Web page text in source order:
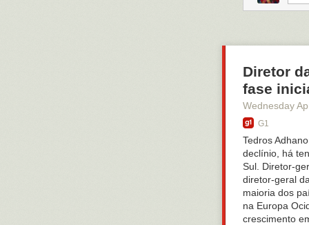
Diretor
fase
Wednesday
G1
Tedros
declínio, há
Sul. Diretor-
diretor-geral
maioria dos
na Europa
crescimento